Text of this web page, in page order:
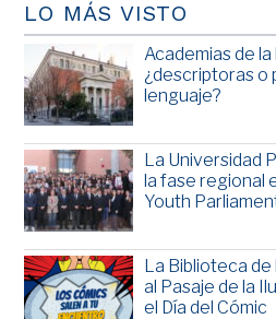
LO MÁS VISTO
Academias de
¿descriptoras o
lenguaje?
La Universidad
la fase regional
Youth
La Biblioteca de
al Pasaje de la
el Día del Cómic